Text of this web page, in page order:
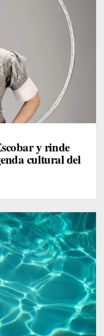
y rinde
cultural del